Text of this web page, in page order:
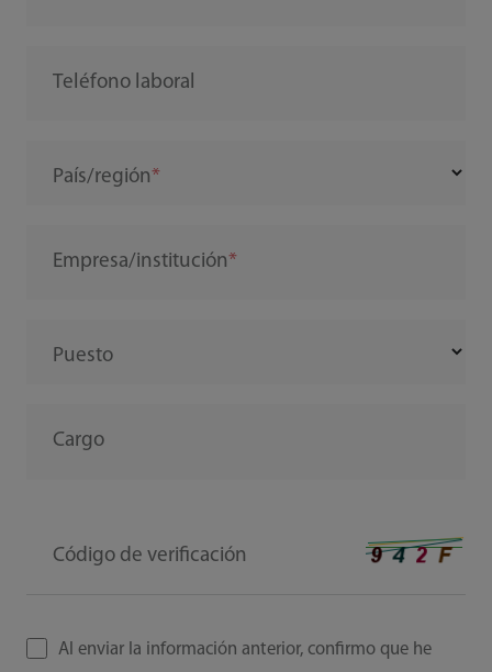
Teléfono laboral
País/región
Empresa/institución
Puesto
Cargo
Código de verificación
Al enviar la información anterior, confirmo que he